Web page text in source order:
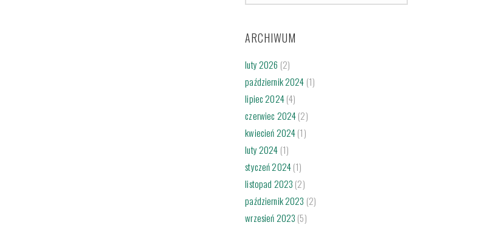
ARCHIWUM
luty 2026 (2)
październik 2024 (1)
lipiec 2024(4)
czerwiec 2024(2)
kwiecień 2024(1)
luty 2024 (1)
styczeń 2024(1)
listopad 2023 (2)
październik 2023 (2)
wrzesień 2023 (5)